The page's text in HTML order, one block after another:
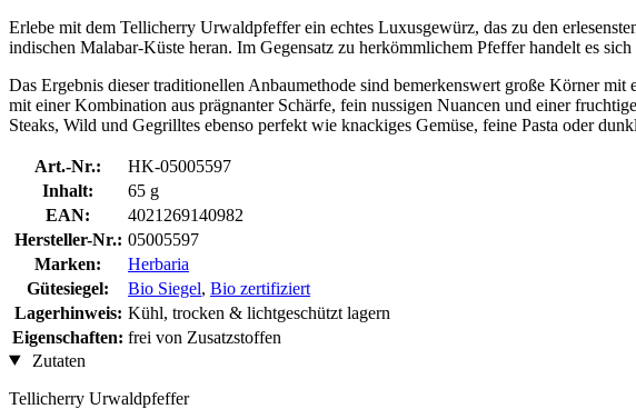
Erlebe mit dem Tellicherry Urwaldpfeffer ein echtes Luxusgewürz, das zu den
indischen Malabar-Küste heran. Im Gegensatz zu herkömmlichem Pfeffer handelt es
Das Ergebnis dieser traditionellen Anbaumethode sind bemerkenswert große Körner
mit einer Kombination aus prägnanter Schärfe, fein nussigen Nuancen und einer
Steaks, Wild und Gegrilltes ebenso perfekt wie knackiges Gemüse, feine Pasta oder
Art.-Nr.:
HK-05005597
Inhalt:
65 g
EAN:
4021269140982
Hersteller-Nr.: 05005597
Marken:
Herbaria
Gütesiegel:
Bio Siegel, Bio zertifiziert
Lagerhinweis: Kühl, trocken & lichtgeschützt lagern
Eigenschaften: frei von Zusatzstoffen
Zutaten
Tellicherry Urwaldpfeffer